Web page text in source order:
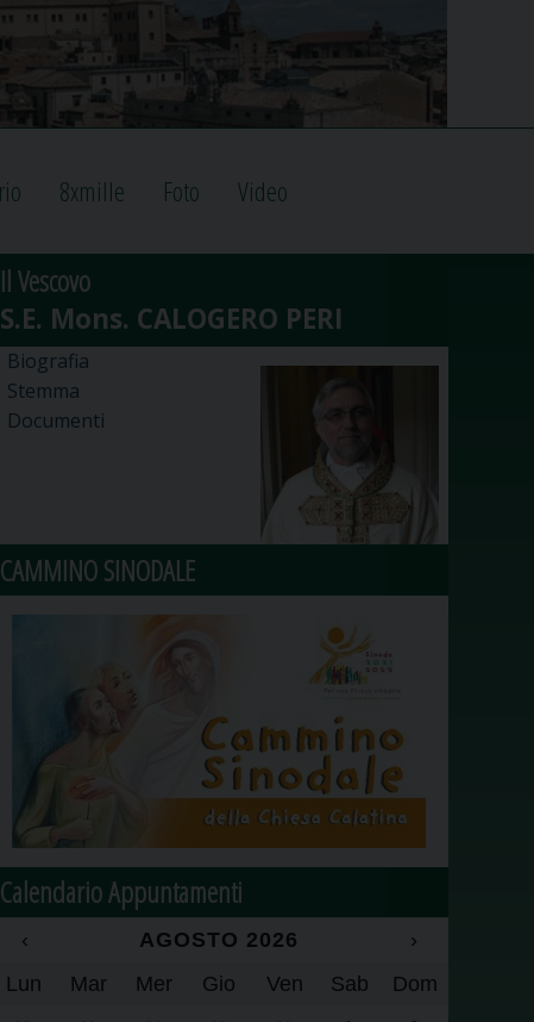
8xmille Foto Video
Il Vescovo
Biografia
Stemma
Documenti
CAMMINO SINODALE
Calendario Appuntamenti
‹ AGOSTO 2026
›
Lun
Mar Mer Gio Ven Sab Dom